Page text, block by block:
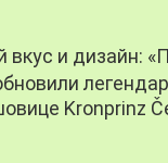
вкус и дизайн:
Kronprinz